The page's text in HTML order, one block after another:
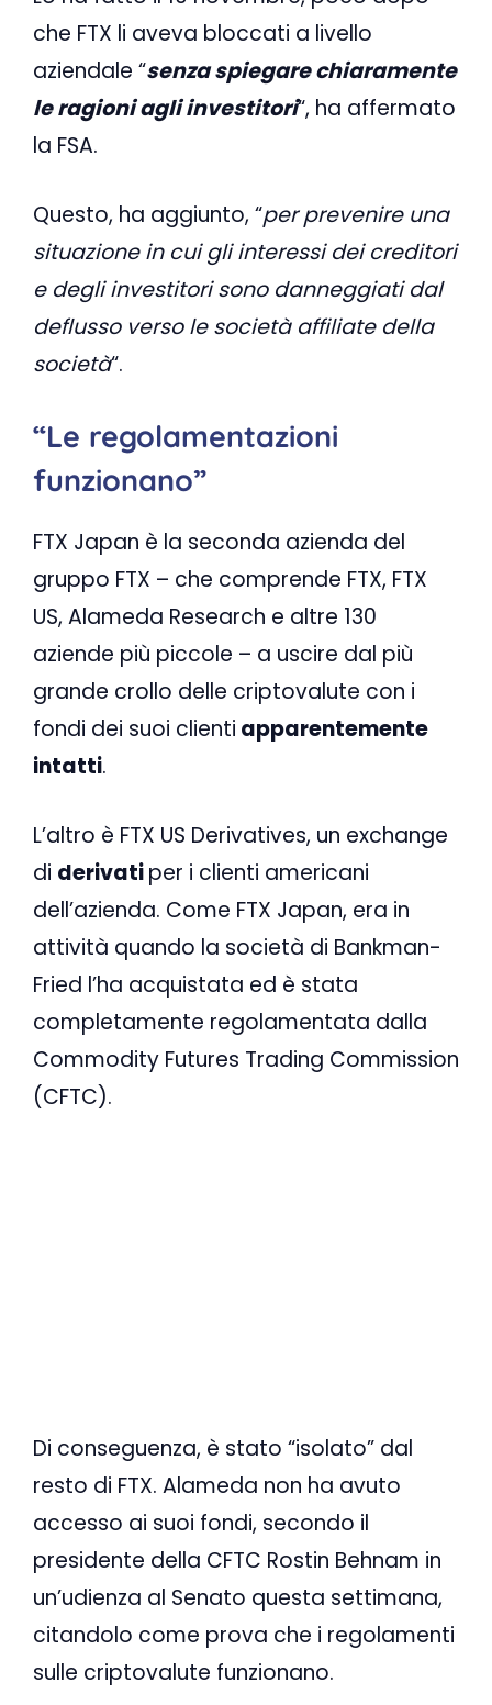
che FTX li aveva bloccati a livello
aziendale “senza spiegare chiaramente
le ragioni agli investitori“, ha affermato
la FSA.
Questo, ha aggiunto, “per prevenire una
situazione in cui gli interessi dei creditori
e degli investitori sono danneggiati dal
deflusso verso le società affiliate della
società“.
“Le regolamentazioni
funzionano”
FTX Japan è la seconda azienda del
gruppo FTX – che comprende FTX, FTX
US, Alameda Research e altre 130
aziende più piccole – a uscire dal più
grande crollo delle criptovalute con i
fondi dei suoi clienti apparentemente
intatti.
L’altro è FTX US Derivatives, un exchange
di derivati​​per i clienti americani
dell’azienda. Come FTX Japan, era in
attività quando la società di Bankman-
Fried l’ha acquistata ed è stata
completamente regolamentata dalla
Commodity Futures Trading Commission
(CFTC).
Di conseguenza, è stato “isolato” dal
resto di FTX. Alameda non ha avuto
accesso ai suoi fondi, secondo il
presidente della CFTC Rostin Behnam in
un’udienza al Senato questa settimana,
citandolo come prova che i regolamenti
sulle criptovalute funzionano.